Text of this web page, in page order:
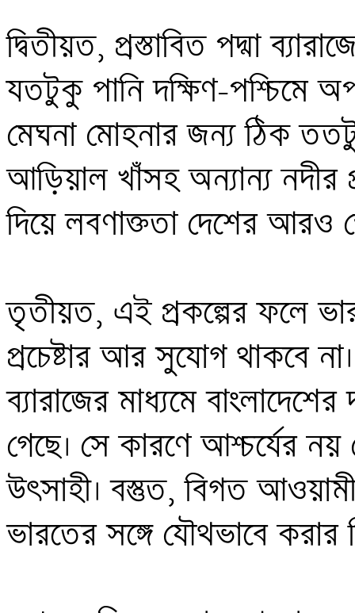
দ্বিতীয়ত, প্রস্তাবিত পদ্মা
যতটুকু পানি দক্ষিণ-পশ্চিমে
মেঘনা মোহনার জন্য ঠিক
আড়িয়াল খাঁসহ অন্যান্য নদীর
দিয়ে লবণাক্ততা দেশের আরও
তৃতীয়ত, এই প্রকল্পের ফলে
প্রচেষ্টার আর সুযোগ থাকবে
ব্যারাজের মাধ্যমে
গেছে। সে কারণে আশ্চর্যের নয়
উৎসাহী। বস্তুত, বিগত
ভারতের সঙ্গে যৌথভাবে করার